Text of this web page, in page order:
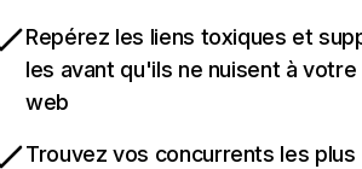
Repérez les liens toxiques et
les avant qu'ils ne nuisent à
web
Trouvez vos concurrents les